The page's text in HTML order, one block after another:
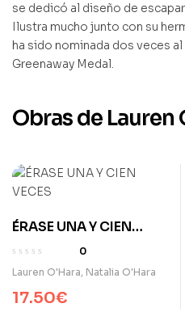
se dedicó al diseño de
Ilustra mucho junto con su
ha sido nominada dos veces
Greenaway Medal.
Obras de Lauren
ÉRASE UNA Y CIEN
VECES
0
Lauren O'Hara, Natalia O'Hara
17.50€